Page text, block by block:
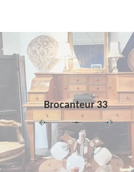
Brocanteur 33